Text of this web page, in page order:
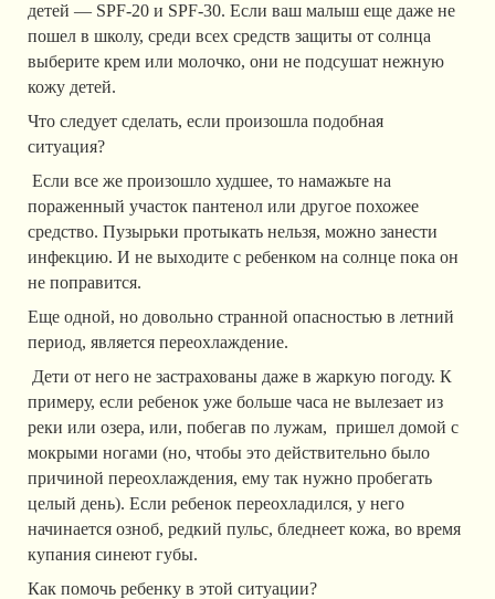
детей — SPF-20 и SPF-30. Если ваш малыш еще даже не
пошел в школу, среди всех средств защиты от солнца
выберите крем или молочко, они не подсушат нежную
кожу детей.
Что следует сделать, если произошла подобная
ситуация?
Если все же произошло худшее, то намажьте на
пораженный участок пантенол или другое похожее
средство. Пузырьки протыкать нельзя, можно занести
инфекцию. И не выходите с ребенком на солнце пока он
не поправится.
Еще одной, но довольно странной опасностью в летний
период, является переохлаждение.
Дети от него не застрахованы даже в жаркую погоду. К
примеру, если ребенок уже больше часа не вылезает из
реки или озера, или, побегав по лужам, пришел домой с
мокрыми ногами (но, чтобы это действительно было
причиной переохлаждения, ему так нужно пробегать
целый день). Если ребенок переохладился, у него
начинается озноб, редкий пульс, бледнеет кожа, во время
купания синеют губы.
Как помочь ребенку в этой ситуации?